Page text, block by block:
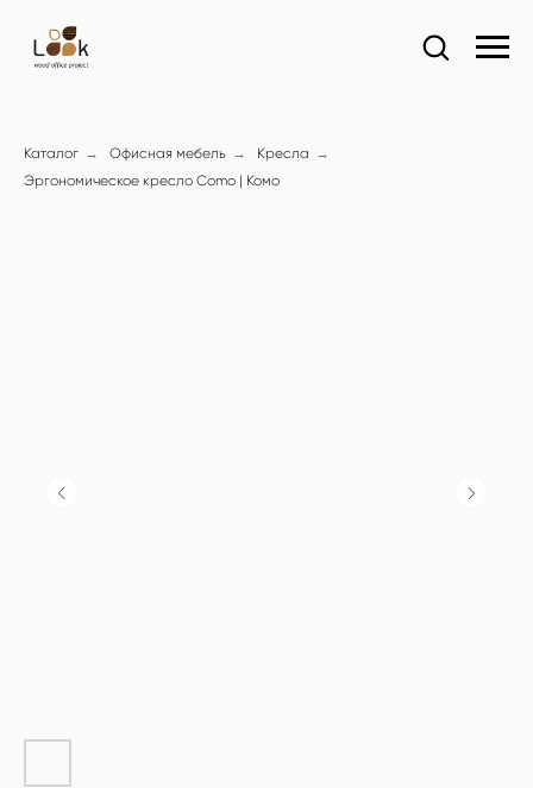
Каталог → Офисная мебель → Кресла →
Эргономическое кресло Como | Комо